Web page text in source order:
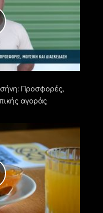
Προσφορές,
αγοράς